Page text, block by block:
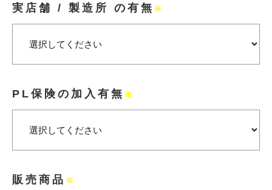
実店舗 / 製造所 の有無 ※
PL保険の加入有無 ※
販売商品 ※